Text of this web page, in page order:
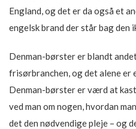
England, og det er da også et
engelsk brand der står bag den
Denman-børster er blandt
frisørbranchen, og det alene er
Denman-børster er værd at
ved man om nogen, hvordan
det den nødvendige pleje – og